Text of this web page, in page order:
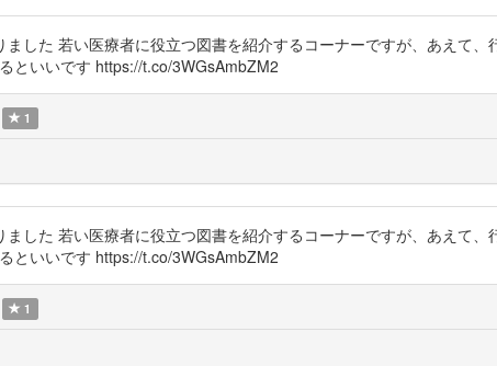
ました 若い医療者に役立つ図書を紹介するコーナーですが、あえて
といいです https://t.co/3WGsAmbZM2
1
ました 若い医療者に役立つ図書を紹介するコーナーですが、あえて
といいです https://t.co/3WGsAmbZM2
1